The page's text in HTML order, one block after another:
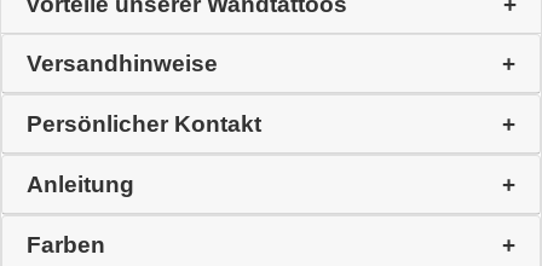
Versandhinweise
Persönlicher Kontakt
Anleitung
Farben